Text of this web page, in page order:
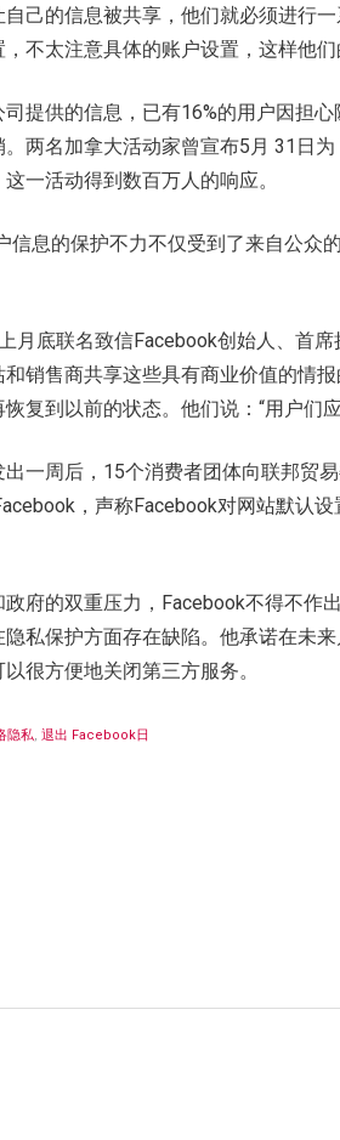
己的信息被共享，他们就必须进行
不太注意具体的账户设置，这样他们
提供的信息，已有16%的用户因担
两名加拿大活动家曾宣布5月 31日
一活动得到数百万人的响应。
信息的保护不力不仅受到了来自公众
月底联名致信Facebook创始人、首
销售商共享这些具有商业价值的情
复到以前的状态。他们说：“用户们
一周后，15个消费者团体向联邦贸
，声称Facebook对网站默认
府的双重压力，Facebook不得不作
私保护方面存在缺陷。他承诺在未
很方便地关闭第三方服务。
隐私,退出 Facebook日